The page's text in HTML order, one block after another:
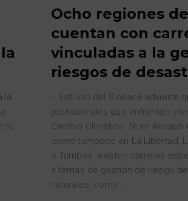
la
Ocho regiones
cuentan con
vinculadas a la
riesgos de
– Estudio del Sineace advierte
profesionales que enfrenten
Cambio Climático. Ni en Áncash
como tampoco en La Libertad,
o Tumbes existen carreras
a temas de gestión de riesgo
naturales, como